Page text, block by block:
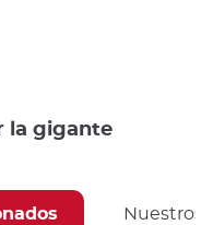
la gigante
Nuestros